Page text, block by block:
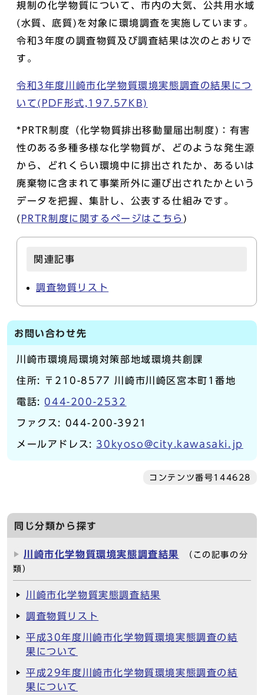
規制の化学物質について、市内の大気、公共用水域
(水質、底質)を対象に環境調査を実施しています。
令和3年度の調査物質及び調査結果は次のとおりで
す。
令和3年度川崎市化学物質環境実態調査の結果につ
いて(PDF形式,197.57KB)
*PRTR制度（化学物質排出移動量届出制度)：有害
性のある多種多様な化学物質が、どのような発生源
から、どれくらい環境中に排出されたか、あるいは
廃棄物に含まれて事業所外に運び出されたかという
データを把握、集計し、公表する仕組みです。
( PRTR制度に関するページはこちら )
関連記事
調査物質リスト
お問い合わせ先
川崎市環境局環境対策部地域環境共創課
住所: 〒210-8577 川崎市川崎区宮本町1番地
電話: 044-200-2532
ファクス: 044-200-3921
メールアドレス: 30kyoso@city.kawasaki.jp
コンテンツ番号144628
同じ分類から探す
川崎市化学物質環境実態調査結果
（この記事の分
類）
川崎市化学物質実態調査結果
調査物質リスト
平成30年度川崎市化学物質環境実態調査の結
果について
平成29年度川崎市化学物質環境実態調査の結
果について